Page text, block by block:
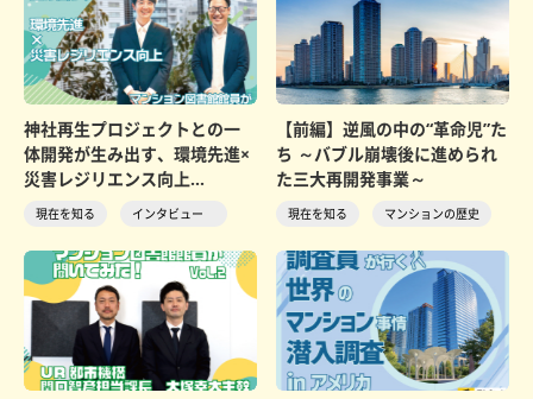
神社再生プロジェクトとの一
体開発が生み出す、環境先進×
災害レジリエンス向上
マンション図書館員が聞...
現在を知る インタビュー
【前編】逆風の中の“革命児”た
ち ～バブル崩壊後に進められ
た三大再開発事業～
現在を知る マンションの歴史